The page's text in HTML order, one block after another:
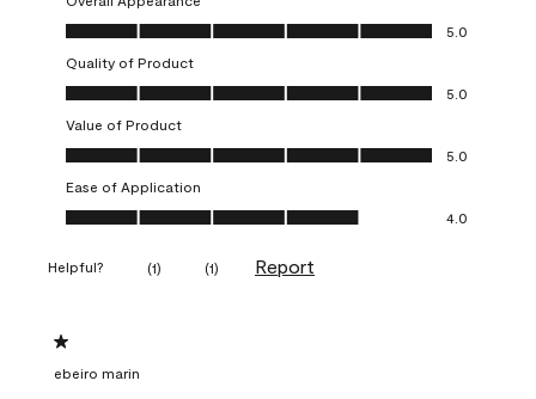
Overall Appearance, 5.0 out of 5
5.0
Quality of Product
Quality of Product, 5.0 out of 5
5.0
Value of Product
Value of Product, 5.0 out of 5
5.0
Ease of Application
Ease of Application, 4.0 out of 5
4.0
Helpful? (1) (1) Report
1 out of 5 stars.
ebeiro marin